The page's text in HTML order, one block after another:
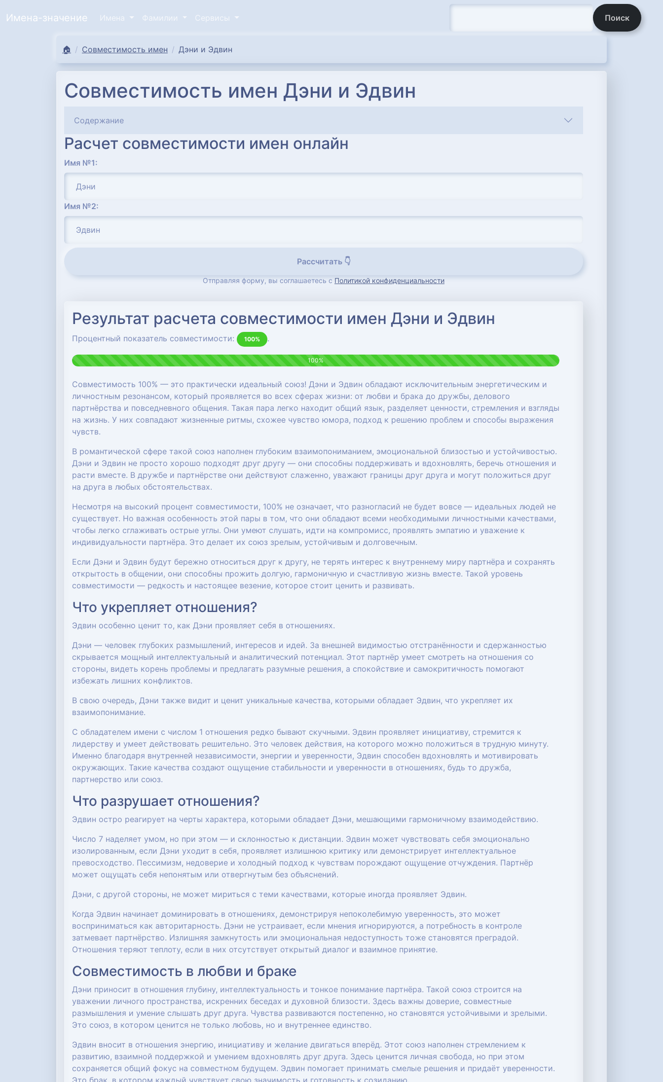
Имена-значение Имена Фамилии Сервисы Поиск
🏠 Совместимость имен Дэни и Эдвин
Совместимость имен Дэни и Эдвин
Содержание
Расчет совместимости имен онлайн
Имя №1:
Имя №2:
Рассчитать 👇
Отправляя форму, вы соглашаетесь с Политикой конфиденциальности
Результат расчета совместимости имен Дэни и Эдвин
Процентный показатель совместимости: 100% .
100%
Совместимость 100% — это практически идеальный союз! Дэни и Эдвин обладают исключительным энергетическим и
личностным резонансом, который проявляется во всех сферах жизни: от любви и брака до дружбы, делового
партнёрства и повседневного общения. Такая пара легко находит общий язык, разделяет ценности, стремления и взгляды
на жизнь. У них совпадают жизненные ритмы, схожее чувство юмора, подход к решению проблем и способы выражения
чувств.
В романтической сфере такой союз наполнен глубоким взаимопониманием, эмоциональной близостью и устойчивостью.
Дэни и Эдвин не просто хорошо подходят друг другу — они способны поддерживать и вдохновлять, беречь отношения и
расти вместе. В дружбе и партнёрстве они действуют слаженно, уважают границы друг друга и могут положиться друг
на друга в любых обстоятельствах.
Несмотря на высокий процент совместимости, 100% не означает, что разногласий не будет вовсе — идеальных людей не
существует. Но важная особенность этой пары в том, что они обладают всеми необходимыми личностными качествами,
чтобы легко сглаживать острые углы. Они умеют слушать, идти на компромисс, проявлять эмпатию и уважение к
индивидуальности партнёра. Это делает их союз зрелым, устойчивым и долговечным.
Если Дэни и Эдвин будут бережно относиться друг к другу, не терять интерес к внутреннему миру партнёра и сохранять
открытость в общении, они способны прожить долгую, гармоничную и счастливую жизнь вместе. Такой уровень
совместимости — редкость и настоящее везение, которое стоит ценить и развивать.
Что укрепляет отношения?
Эдвин особенно ценит то, как Дэни проявляет себя в отношениях.
Дэни — человек глубоких размышлений, интересов и идей. За внешней видимостью отстранённости и сдержанностью
скрывается мощный интеллектуальный и аналитический потенциал. Этот партнёр умеет смотреть на отношения со
стороны, видеть корень проблемы и предлагать разумные решения, а спокойствие и самокритичность помогают
избежать лишних конфликтов.
В свою очередь, Дэни также видит и ценит уникальные качества, которыми обладает Эдвин, что укрепляет их
взаимопонимание.
С обладателем имени с числом 1 отношения редко бывают скучными. Эдвин проявляет инициативу, стремится к
лидерству и умеет действовать решительно. Это человек действия, на которого можно положиться в трудную минуту.
Именно благодаря внутренней независимости, энергии и уверенности, Эдвин способен вдохновлять и мотивировать
окружающих. Такие качества создают ощущение стабильности и уверенности в отношениях, будь то дружба,
партнерство или союз.
Что разрушает отношения?
Эдвин остро реагирует на черты характера, которыми обладает Дэни, мешающими гармоничному взаимодействию.
Число 7 наделяет умом, но при этом — и склонностью к дистанции. Эдвин может чувствовать себя эмоционально
изолированным, если Дэни уходит в себя, проявляет излишнюю критику или демонстрирует интеллектуальное
превосходство. Пессимизм, недоверие и холодный подход к чувствам порождают ощущение отчуждения. Партнёр
может ощущать себя непонятым или отвергнутым без объяснений.
Дэни, с другой стороны, не может мириться с теми качествами, которые иногда проявляет Эдвин.
Когда Эдвин начинает доминировать в отношениях, демонстрируя непоколебимую уверенность, это может
восприниматься как авторитарность. Дэни не устраивает, если мнения игнорируются, а потребность в контроле
затмевает партнёрство. Излишняя замкнутость или эмоциональная недоступность тоже становятся преградой.
Отношения теряют теплоту, если в них отсутствует открытый диалог и взаимное принятие.
Совместимость в любви и браке
Дэни приносит в отношения глубину, интеллектуальность и тонкое понимание партнёра. Такой союз строится на
уважении личного пространства, искренних беседах и духовной близости. Здесь важны доверие, совместные
размышления и умение слышать друг друга. Чувства развиваются постепенно, но становятся устойчивыми и зрелыми.
Это союз, в котором ценится не только любовь, но и внутреннее единство.
Эдвин вносит в отношения энергию, инициативу и желание двигаться вперёд. Этот союз наполнен стремлением к
развитию, взаимной поддержкой и умением вдохновлять друг друга. Здесь ценится личная свобода, но при этом
сохраняется общий фокус на совместном будущем. Эдвин помогает принимать смелые решения и придаёт уверенности.
Это брак, в котором каждый чувствует свою значимость и готовность к созиданию.